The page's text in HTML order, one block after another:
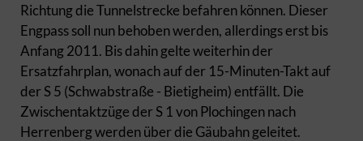
Richtung die Tunnelstrecke befahren können. Dieser
Engpass soll nun behoben werden, allerdings erst bis
Anfang 2011. Bis dahin gelte weiterhin der
Ersatzfahrplan, wonach auf der 15-Minuten-Takt auf
der S 5 (Schwabstraße - Bietigheim) entfällt. Die
Zwischentaktzüge der S 1 von Plochingen nach
Herrenberg werden über die Gäubahn geleitet.